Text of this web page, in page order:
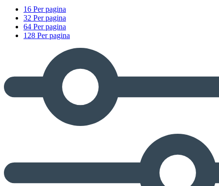
16 Per pagina
32 Per pagina
64 Per pagina
128 Per pagina